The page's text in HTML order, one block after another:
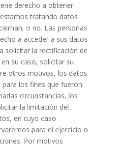
derecho a obtener
tratando datos
o no. Las personas
a acceder a sus datos
solicitar la rectificación de
su caso, solicitar su
otros motivos, los datos
los fines que fueron
circunstancias, los
la limitación del
en cuyo caso
para el ejercicio o
Por motivos